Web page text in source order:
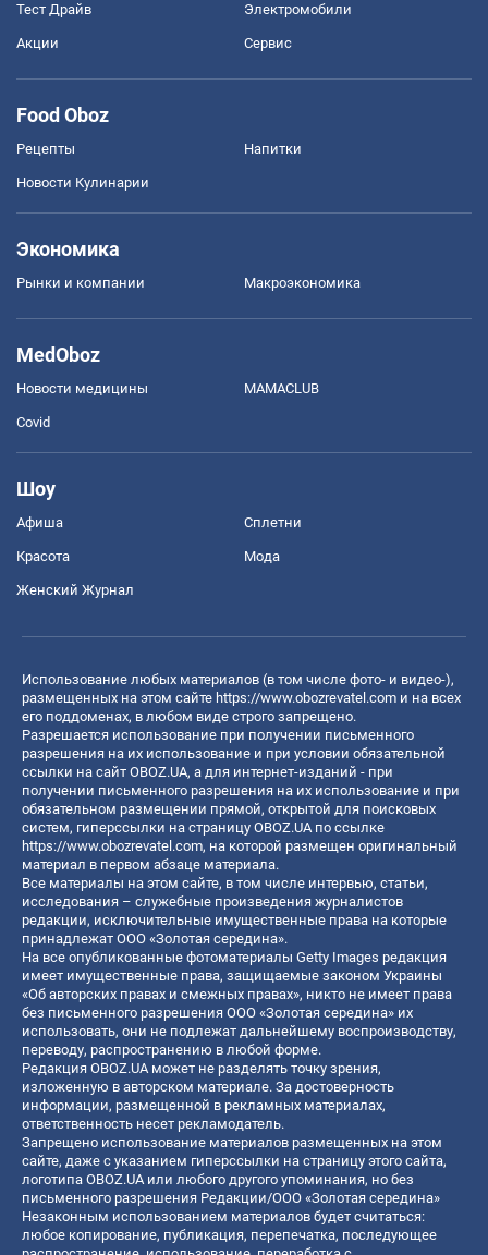
Тест Драйв Электромобили
Акции Сервис
Food Oboz
Рецепты Напитки
Новости Кулинарии
Экономика
Рынки и компании Mакроэкономика
MedOboz
Новости медицины MAMACLUB
Covid
Шоу
Афиша Сплетни
Красота Мода
Женский Журнал
Использование любых материалов (в том числе фото- и видео-),
размещенных на этом сайте https://www.obozrevatel.com и на всех
его поддоменах, в любом виде строго запрещено.
Разрешается использование при получении письменного
разрешения на их использование и при условии обязательной
ссылки на сайт OBOZ.UA, а для интернет-изданий - при
получении письменного разрешения на их использование и при
обязательном размещении прямой, открытой для поисковых
систем, гиперссылки на страницу OBOZ.UA по ссылке
https://www.obozrevatel.com, на которой размещен оригинальный
материал в первом абзаце материала.
Все материалы на этом сайте, в том числе интервью, статьи,
исследования – служебные произведения журналистов
редакции, исключительные имущественные права на которые
принадлежат ООО «Золотая середина».
На все опубликованные фотоматериалы Getty Images редакция
имеет имущественные права, защищаемые законом Украины
«Об авторских правах и смежных правах», никто не имеет права
без письменного разрешения ООО «Золотая середина» их
использовать, они не подлежат дальнейшему воспроизводству,
переводу, распространению в любой форме.
Редакция OBOZ.UA может не разделять точку зрения,
изложенную в авторском материале. За достоверность
информации, размещенной в рекламных материалах,
ответственность несет рекламодатель.
Запрещено использование материалов размещенных на этом
сайте, даже с указанием гиперссылки на страницу этого сайта,
логотипа OBOZ.UA или любого другого упоминания, но без
письменного разрешения Редакции/ООО «Золотая середина»
Незаконным использованием материалов будет считаться:
любое копирование, публикация, перепечатка, последующее